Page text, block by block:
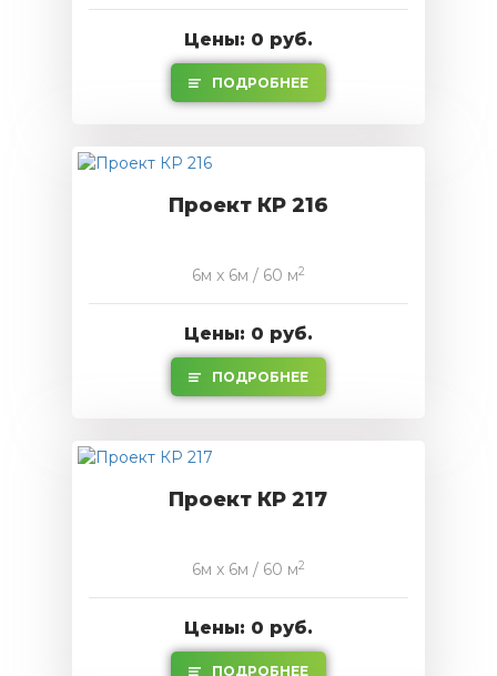
Цены: 0 руб.
ПОДРОБНЕЕ
Проект КР 216
6м x 6м / 60 м2
Цены: 0 руб.
ПОДРОБНЕЕ
Проект КР 217
6м x 6м / 60 м2
Цены: 0 руб.
ПОДРОБНЕЕ